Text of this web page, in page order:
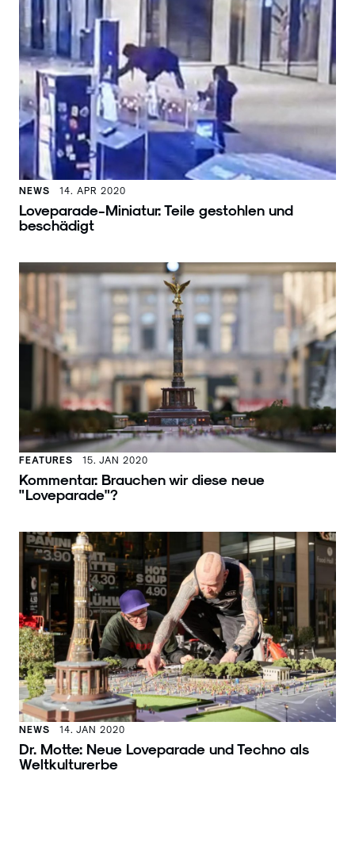
NEWS 14. APR 2020
Loveparade-Miniatur: Teile gestohlen und
beschädigt
FEATURES 15. JAN 2020
Kommentar: Brauchen wir diese neue
"Loveparade"?
NEWS 14. JAN 2020
Dr. Motte: Neue Loveparade und Techno als
Weltkulturerbe